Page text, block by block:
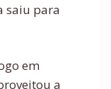
saiu para
em
a